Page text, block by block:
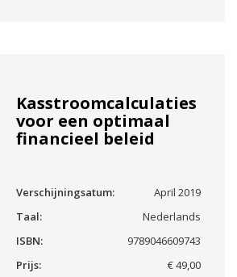
Kasstroomcalculaties
voor een optimaal
financieel beleid
Verschijningsatum:
April 2019
Taal:
Nederlands
ISBN:
9789046609743
Prijs:
€ 49,00